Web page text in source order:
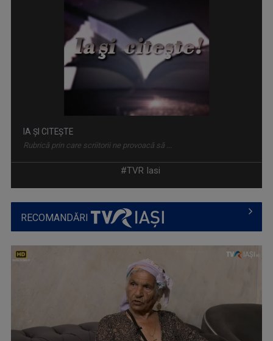
Rubrică prin care scriitorii ne provoacă să ...
#TVR Iasi
RECOMANDĂRI